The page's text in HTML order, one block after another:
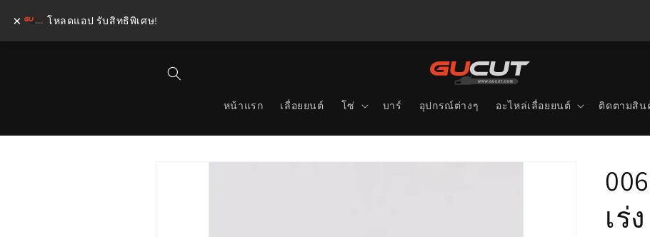
ข้ามไป
หน้าแรก เลื่อยยนต์ โซ่ บาร์ อุปกรณ์ต่างๆ อะไหล่เลื่อยยนต์ ติดตามสิน
ข้ามไป
เร่
× โหลดแอป รับสิทธิพิเศษ!